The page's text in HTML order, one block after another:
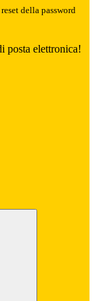
della password
posta elettronica!